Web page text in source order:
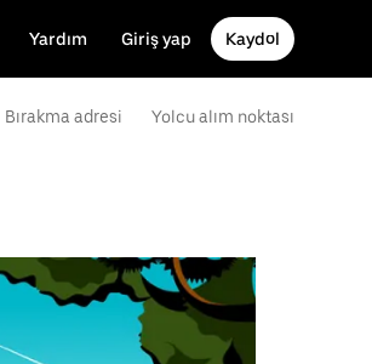
Yardım Giriş yap Kaydol
Bırakma adresi Yolcu alım noktası